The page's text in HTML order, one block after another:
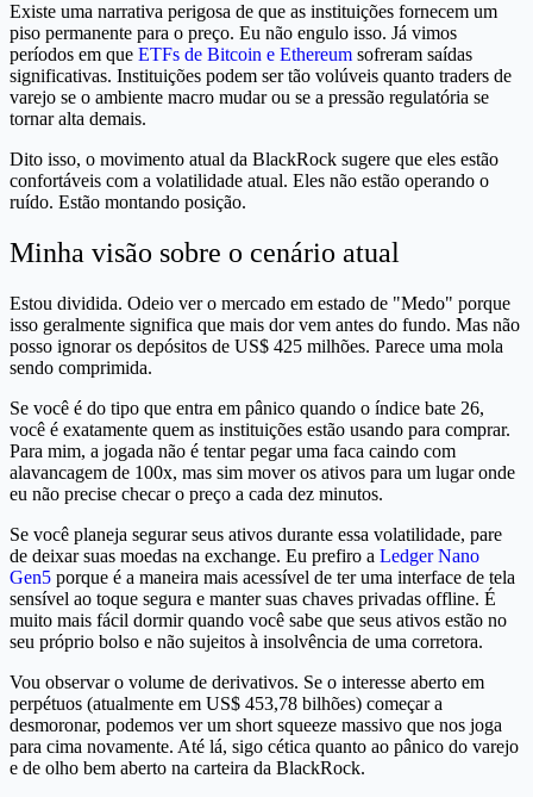
Existe uma narrativa perigosa de que as instituições fornecem um
piso permanente para o preço. Eu não engulo isso. Já vimos
períodos em que ETFs de Bitcoin e Ethereum sofreram saídas
significativas. Instituições podem ser tão volúveis quanto traders de
varejo se o ambiente macro mudar ou se a pressão regulatória se
tornar alta demais.
Dito isso, o movimento atual da BlackRock sugere que eles estão
confortáveis com a volatilidade atual. Eles não estão operando o
ruído. Estão montando posição.
Minha visão sobre o cenário atual
Estou dividida. Odeio ver o mercado em estado de "Medo" porque
isso geralmente significa que mais dor vem antes do fundo. Mas não
posso ignorar os depósitos de US$ 425 milhões. Parece uma mola
sendo comprimida.
Se você é do tipo que entra em pânico quando o índice bate 26,
você é exatamente quem as instituições estão usando para comprar.
Para mim, a jogada não é tentar pegar uma faca caindo com
alavancagem de 100x, mas sim mover os ativos para um lugar onde
eu não precise checar o preço a cada dez minutos.
Se você planeja segurar seus ativos durante essa volatilidade, pare
de deixar suas moedas na exchange. Eu prefiro a Ledger Nano
Gen5 porque é a maneira mais acessível de ter uma interface de tela
sensível ao toque segura e manter suas chaves privadas offline. É
muito mais fácil dormir quando você sabe que seus ativos estão no
seu próprio bolso e não sujeitos à insolvência de uma corretora.
Vou observar o volume de derivativos. Se o interesse aberto em
perpétuos (atualmente em US$ 453,78 bilhões) começar a
desmoronar, podemos ver um short squeeze massivo que nos joga
para cima novamente. Até lá, sigo cética quanto ao pânico do varejo
e de olho bem aberto na carteira da BlackRock.